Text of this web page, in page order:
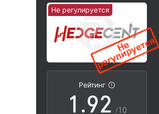
Не регулируется
Рейтинг
0
1 .
6
7
8
9
0
1
2 /10